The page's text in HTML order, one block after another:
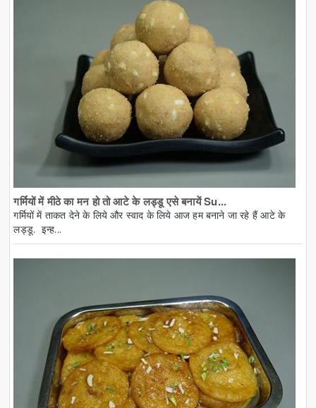
गर्मियों में मीठे का मन हो तो आटे के लड्डू एसे बनायें Su...
गर्मियों में ताकत देने के लिये और स्वाद के लिये आज हम बनाने जा रहे हैं आटे के
लड्डू. इन्ह...